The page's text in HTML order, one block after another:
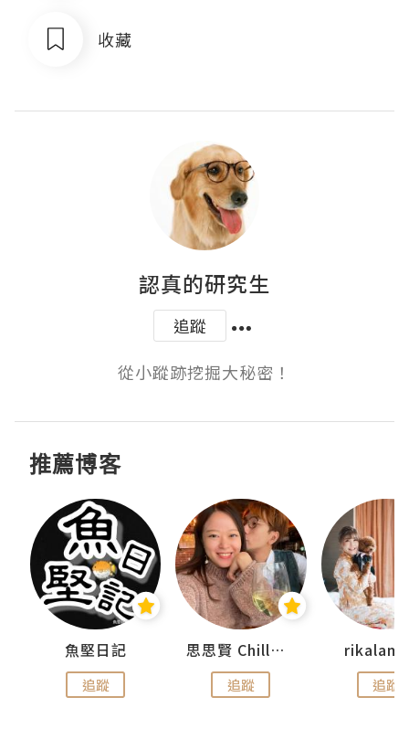
收藏
認真的研究生
追蹤
從小蹤跡挖掘大秘密！
推薦博客
魚堅日記
追蹤
思思賢 ChillMyBabe
追蹤 追蹤